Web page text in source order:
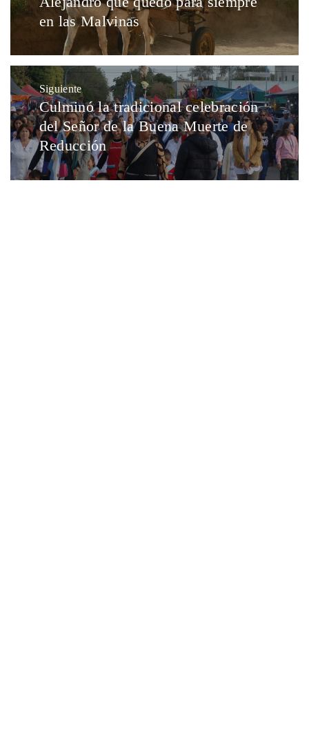
en las Malvinas
Siguiente
Culminó la tradicional celebración
del Señor de la Buena Muerte de
Reducción